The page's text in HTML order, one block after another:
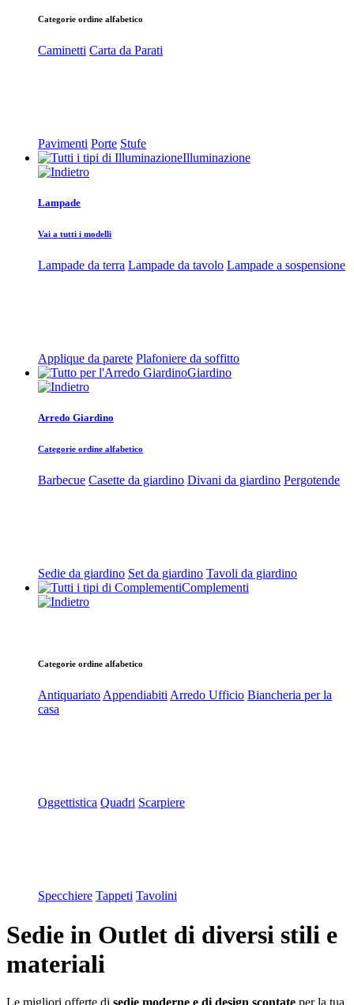
Categorie ordine alfabetico
Caminetti Carta da Parati
Pavimenti Porte Stufe
Illuminazione
Lampade
Vai a tutti i modelli
Lampade da terra Lampade da tavolo Lampade a sospensione
Applique da parete Plafoniere da soffitto
Giardino
Arredo Giardino
Categorie ordine alfabetico
Barbecue Casette da giardino Divani da giardino Pergotende
Sedie da giardino Set da giardino Tavoli da giardino
Complementi
Categorie ordine alfabetico
Antiquariato Appendiabiti Arredo Ufficio Biancheria per la
casa
Oggettistica Quadri Scarpiere
Specchiere Tappeti Tavolini
Sedie in Outlet di diversi stili e
materiali